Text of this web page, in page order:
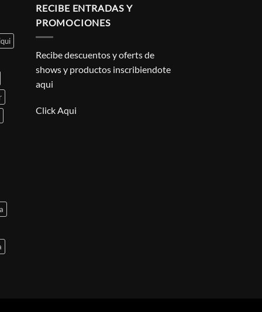
RECIBE ENTRADAS Y
PROMOCIONES
Recibe descuentos y oferts de
shows y productos inscribiendote
aqui
Click Aqui